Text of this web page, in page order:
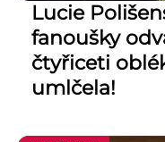
Lucie
fanoušky
čtyřiceti
umlčela!